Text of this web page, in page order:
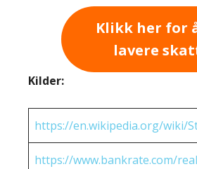
Klikk her for
lavere
Kilder:
https://en.wikipedia.org/wiki/
https://www.bankrate.com/